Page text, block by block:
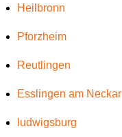
Heilbronn
Pforzheim
Reutlingen
Esslingen am Neckar
ludwigsburg